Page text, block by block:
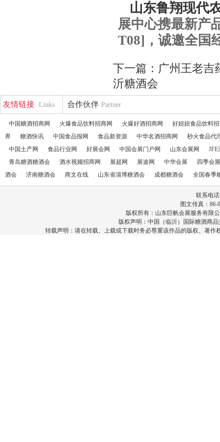
山东鲁翔现代
展中心携最新产
T08]，诚邀全国
下一篇： 广州王老吉
沂糖酒会
友情链接 Links 合作伙伴 Partner
中国糖酒招商网 火爆食品饮料招商网 火爆好酒招商网
好妞妞食品饮料
界
糖酒快讯 中国食品报网 食品新资源 中华名酒招商网
秒火食品代
中国土产网
食品行业网 好展会网 中国会展门户网 山东会展网
青岛糖酒糖酒会
酒水视频招商网 展超网 展途网 中华会展
四季会
酒会
济南糖酒会 商文在线 山东省淄博糖酒会 成都糖酒会 全国春季
联系电话
图文传真：86-
版权所有：山东巨帆会展服务有限
版权声明：中国（临沂）国际糖酒商
转载声明：请在转载、上载或下载时务必尊重该作品的版权、著